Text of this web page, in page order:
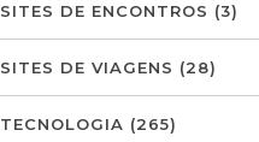
SITES DE ENCONTROS (3)
SITES DE VIAGENS (28)
TECNOLOGIA (265)